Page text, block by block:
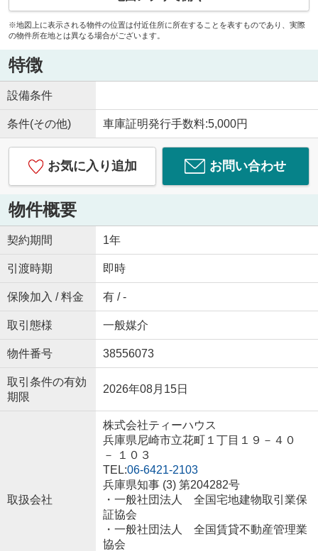
※地図上に表示される物件の位置は付近住所に所在することを表すものであり、実際
の物件所在地とは異なる場合がございます。
特徴
設備条件
条件(その他) 車庫証明発行手数料:5,000円
お気に入り追加 お問い合わせ
物件概要
契約期間 1年
引渡時期 即時
保険加入 / 料金 有 / -
取引態様 一般媒介
物件番号 38556073
取引条件の有効
期限
2026年08月15日
取扱会社
株式会社ティーハウス
兵庫県尼崎市立花町１丁目１９－４０
－ １０３
TEL:06-6421-2103
兵庫県知事 (3) 第204282号
・一般社団法人 全国宅地建物取引業保
証協会
・一般社団法人 全国賃貸不動産管理業
協会